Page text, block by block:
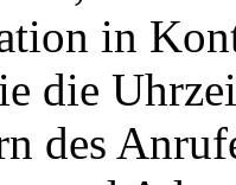
in
die
des